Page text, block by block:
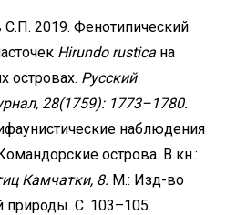
2019. Фенотипический
Hirundo rustica на
островах. Русский
28(1759): 1773–1780.
наблюдения
острова. В кн.:
Камчатки, 8. М.: Изд-во
природы. С. 103–105.